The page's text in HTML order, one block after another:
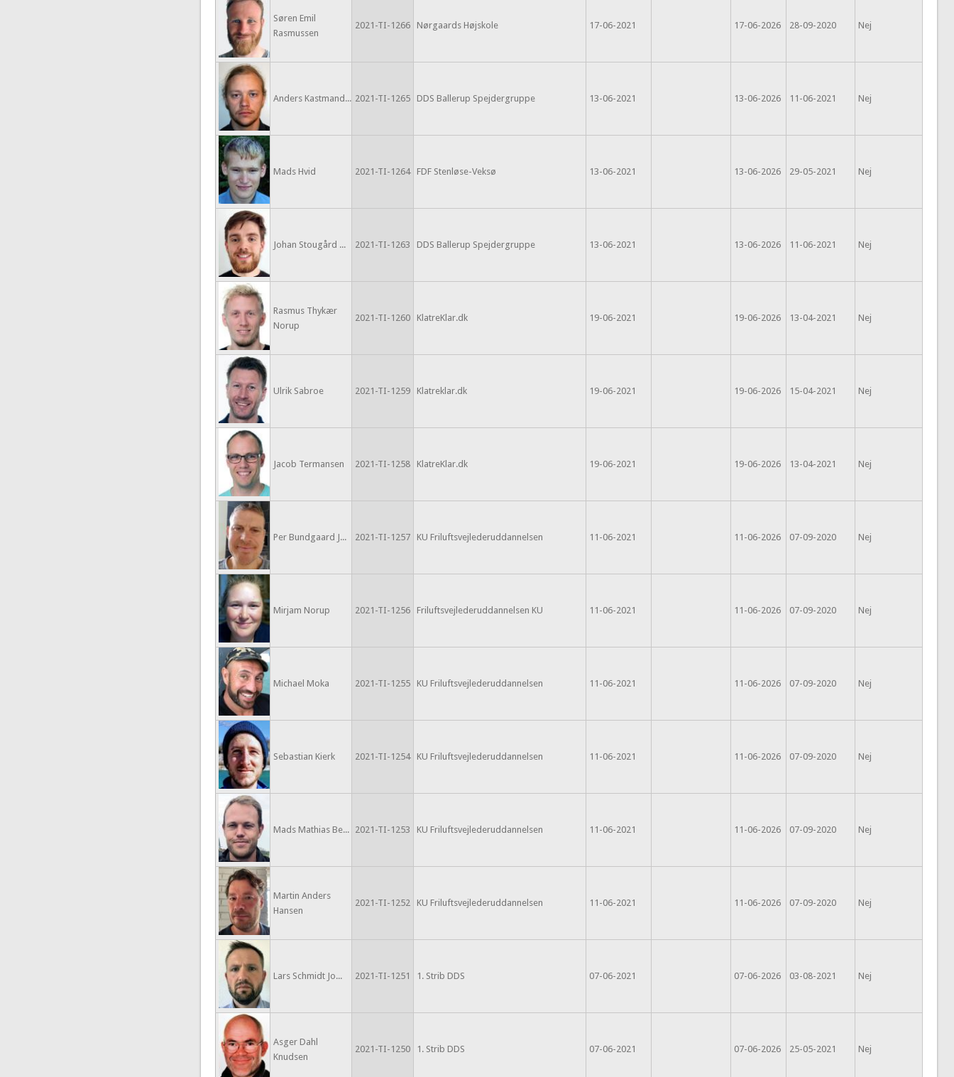
Søren Emil
Rasmussen
2021-TI-1266 Nørgaards Højskole 17-06-2021 17-06-2026 28-09-2020 Nej
Anders Kastmand... 2021-TI-1265 DDS Ballerup Spejdergruppe 13-06-2021 13-06-2026 11-06-2021 Nej
Mads Hvid 2021-TI-1264 FDF Stenløse-Veksø 13-06-2021 13-06-2026 29-05-2021 Nej
Johan Stougård ... 2021-TI-1263 DDS Ballerup Spejdergruppe 13-06-2021 13-06-2026 11-06-2021 Nej
Rasmus Thykær
Norup
2021-TI-1260 KlatreKlar.dk 19-06-2021 19-06-2026 13-04-2021 Nej
Ulrik Sabroe 2021-TI-1259 Klatreklar.dk 19-06-2021 19-06-2026 15-04-2021 Nej
Jacob Termansen 2021-TI-1258 KlatreKlar.dk 19-06-2021 19-06-2026 13-04-2021 Nej
Per Bundgaard J... 2021-TI-1257 KU Friluftsvejlederuddannelsen 11-06-2021 11-06-2026 07-09-2020 Nej
Mirjam Norup 2021-TI-1256 Friluftsvejlederuddannelsen KU 11-06-2021 11-06-2026 07-09-2020 Nej
Michael Moka 2021-TI-1255 KU Friluftsvejlederuddannelsen 11-06-2021 11-06-2026 07-09-2020 Nej
Sebastian Kierk 2021-TI-1254 KU Friluftsvejlederuddannelsen 11-06-2021 11-06-2026 07-09-2020 Nej
Mads Mathias Be... 2021-TI-1253 KU Friluftsvejlederuddannelsen 11-06-2021 11-06-2026 07-09-2020 Nej
Martin Anders
Hansen
2021-TI-1252 KU Friluftsvejlederuddannelsen 11-06-2021 11-06-2026 07-09-2020 Nej
Lars Schmidt Jo... 2021-TI-1251 1. Strib DDS 07-06-2021 07-06-2026 03-08-2021 Nej
Asger Dahl
Knudsen
2021-TI-1250 1. Strib DDS 07-06-2021 07-06-2026 25-05-2021 Nej